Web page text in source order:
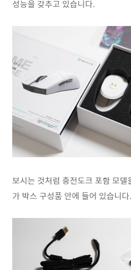
성능을 갖추고 있습니다.
보시는 것처럼 충전도크 포함 모델
가 박스 구성품 안에 들어 있습니다.